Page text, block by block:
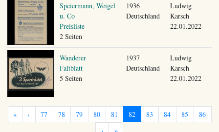
Speiermann, Weigel
u. Co
Preisliste
2 Seiten
1936
Deutschland
Ludwig
Karsch
22.01.2022
Wanderer
Faltblatt
5 Seiten
1937
Deutschland
Ludwig
Karsch
22.01.2022
« ‹ 77 78 79 80 81 82 83 84 85
86
›
»